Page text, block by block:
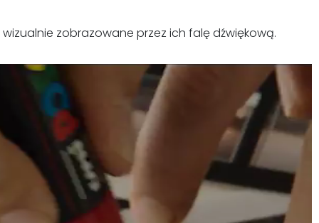
zobrazowane przez ich falę dźwiękową.